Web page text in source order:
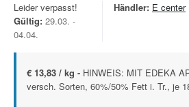
Leider verpasst!
Gültig: 29.03. -
04.04.
Händler: E center
€ 13,83 / kg - HINWEIS: MIT EDEKA
versch. Sorten, 60%/50% Fett i. Tr., je